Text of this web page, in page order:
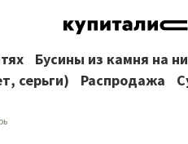
Бусины из камня на
серьги)
Распродажа